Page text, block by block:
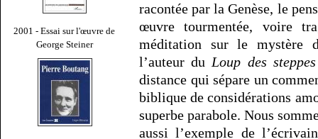
2001 - Essai sur l'œuvre de
George Steiner
racontée par la Genèse, le
œuvre tourmentée, voire
méditation sur le mystère
l’auteur du Loup des steppes
distance qui sépare un
biblique de considérations
superbe parabole. Nous
aussi l’exemple de